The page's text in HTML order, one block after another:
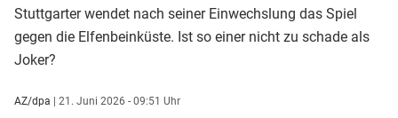
Stuttgarter wendet nach seiner Einwechslung das Spiel
gegen die Elfenbeinküste. Ist so einer nicht zu schade als
Joker?
AZ/dpa | 21. Juni 2026 - 09:51 Uhr